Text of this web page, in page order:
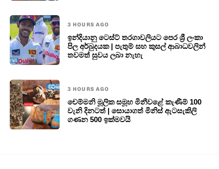
3 HOURS AGO
ඉන්දියානු ටෙස්ට් තරගාවලියට පෙර ශ්‍රී ලංකා
පිල අර්බුදයක | පැතුම් සහ කුසල් ආබාධවලින්
තවමත් සුවය ලබා නැහැ
3 HOURS AGO
චෙම්මනි මූලික සමූහ මිනීවළේ කැණීම් 100
වැනි දිනටත් | සොයාගත් මිනිස් ඇටසැකිලි
ගණන 500 ඉක්මවයි